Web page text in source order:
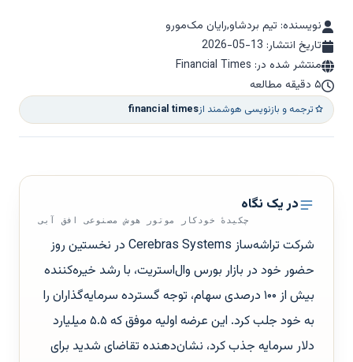
نویسنده: تیم بردشاو,رایان مک‌مورو
تاریخ انتشار: 2026-05-13
منتشر شده در: Financial Times
۵ دقیقه مطالعه
ترجمه و بازنویسی هوشمند ازfinancial times
در یک نگاه
چکیدهٔ خودکار موتور هوش مصنوعی افق آبی
شرکت تراشه‌ساز Cerebras Systems در نخستین روز
حضور خود در بازار بورس وال‌استریت، با رشد خیره‌کننده
بیش از ۱۰۰ درصدی سهام، توجه گسترده سرمایه‌گذاران را
به خود جلب کرد. این عرضه اولیه موفق که ۵.۵ میلیارد
دلار سرمایه جذب کرد، نشان‌دهنده تقاضای شدید برای